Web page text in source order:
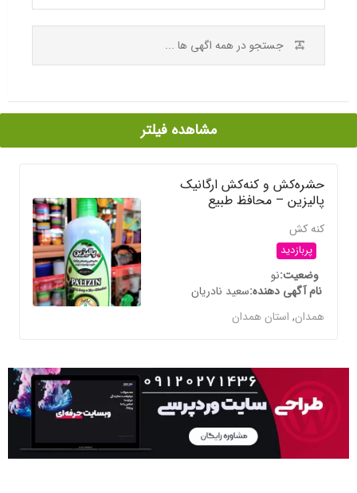
مشاهده فیلتر
حشره‌کش و کنه‌کش ارگانیک
پالیزین – محافظ طبیع
کنه کش
پربازدید
وضعیتنو
نام آگهی دهندهسعید نادریان
همدان,استان همدان